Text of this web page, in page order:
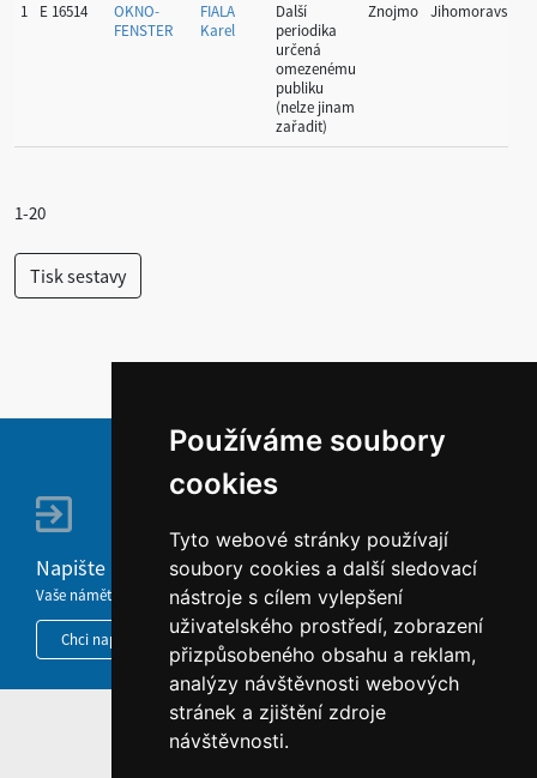
Používáme soubory
cookies
Tyto webové stránky používají
soubory cookies a další sledovací
nástroje s cílem vylepšení
uživatelského prostředí, zobrazení
přizpůsobeného obsahu a reklam,
analýzy návštěvnosti webových
stránek a zjištění zdroje
návštěvnosti.
1
E 16514
OKNO-
FENSTER
FIALA
Karel
Další
periodika
určená
omezenému
publiku
(nelze jinam
zařadit)
Znojmo Jihomoravský
1-20
Napište nám
Vaše náměty, komentáře, připomínky a dotazy nezůstanou bez odezvy.
Chci napsat MKČR
HOME